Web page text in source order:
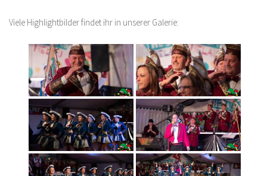
Viele Highlightbilder findet ihr in unserer Galerie: